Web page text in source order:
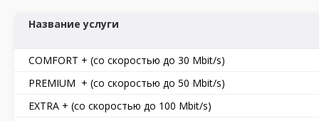
Название услуги
COMFORT + (со скоростью до 30 Mbit/s)
PREMIUM + (со скоростью до 50 Mbit/s)
EXTRA + (со скоростью до 100 Mbit/s)